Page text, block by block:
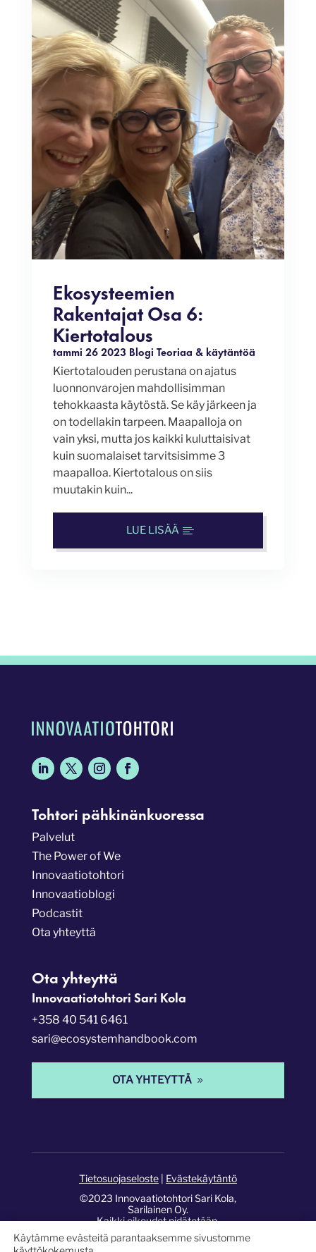
Ekosysteemien
Rakentajat Osa 6:
Kiertotalous
tammi 26 2023 Blogi Teoriaa & käytäntöä
Kiertotalouden perustana on ajatus
luonnonvarojen mahdollisimman
tehokkaasta käytöstä. Se käy järkeen ja
on todellakin tarpeen. Maapalloja on
vain yksi, mutta jos kaikki kuluttaisivat
kuin suomalaiset tarvitsisimme 3
maapalloa. Kiertotalous on siis
muutakin kuin...
LUE LISÄÄ
Tohtori pähkinänkuoressa
Palvelut
The Power of We
Innovaatiotohtori
Innovaatioblogi
Podcastit
Ota yhteyttä
Ota yhteyttä
Innovaatiotohtori Sari Kola
+358 40 541 6461
sari@ecosystemhandbook.com
OTA YHTEYTTÄ
©2023 Innovaatiotohtori Sari Kola,
Sarilainen Oy.
Kaikki oikeudet pidätetään.
Sivusto:Pixelwork Studios.
Tietosuojaseloste| Evästekäytäntö
Käytämme evästeitä parantaaksemme sivustomme